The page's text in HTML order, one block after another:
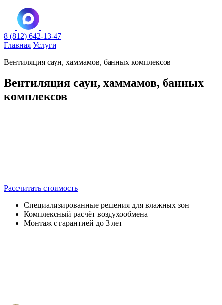
8 (812) 642-13-47
Главная Услуги
Вентиляция саун, хаммамов, банных комплексов
Вентиляция саун, хаммамов, банных
комплексов
Рассчитать стоимость
Специализированные решения для влажных зон
Комплексный расчёт воздухообмена
Монтаж с гарантией до 3 лет